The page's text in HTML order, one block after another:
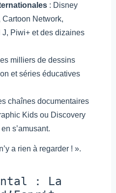
: Disney
Network,
Piwi+ et des dizaines
milliers de dessins
et séries éducatives
chaînes documentaires
Kids ou Discovery
s’amusant.
a rien à regarder ! ».
: La